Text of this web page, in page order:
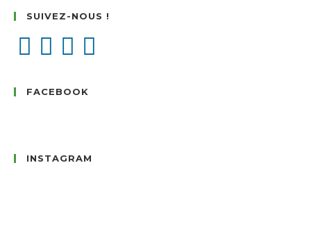
SUIVEZ-NOUS !
FACEBOOK
INSTAGRAM